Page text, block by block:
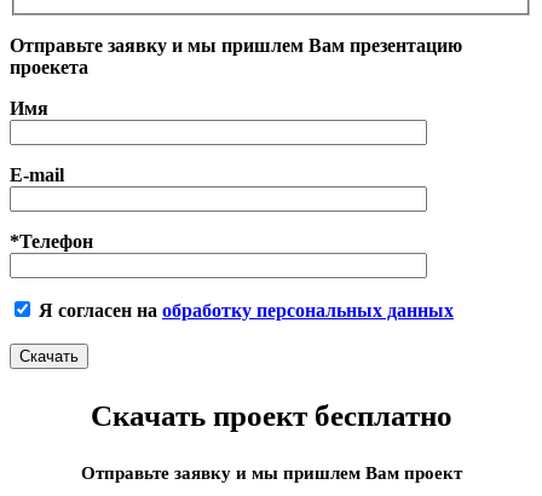
Отправьте заявку и мы пришлем Вам презентацию
проекета
Имя
E-mail
*Телефон
Я согласен на обработку персональных данных
Скачать проект бесплатно
Отправьте заявку и мы пришлем Вам проект